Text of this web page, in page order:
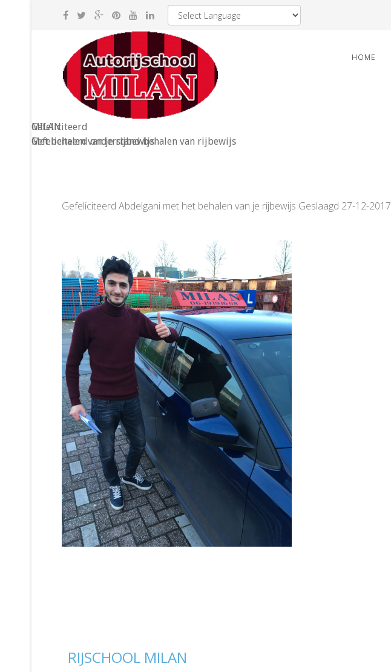
HOME
MILAN
Gefeliciteerd onderstand behalen van rijbewijs
Gefeliciteerd
Met behalen van je rijbewijs
Gefeliciteerd Abdelgani met het behalen van je rijbewijs Geslaagd 27-12-2017
RIJSCHOOL MILAN